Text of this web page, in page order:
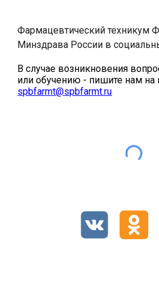
Фармацевтический
Минздрава России в
В случае возникновения
или обучению - пишите нам на
spbfarmt@spbfarmt.ru